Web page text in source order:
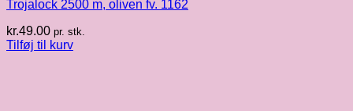
Trojalock 2500 m, oliven fv. 1162
kr.49.00 pr. stk.
Tilføj til kurv